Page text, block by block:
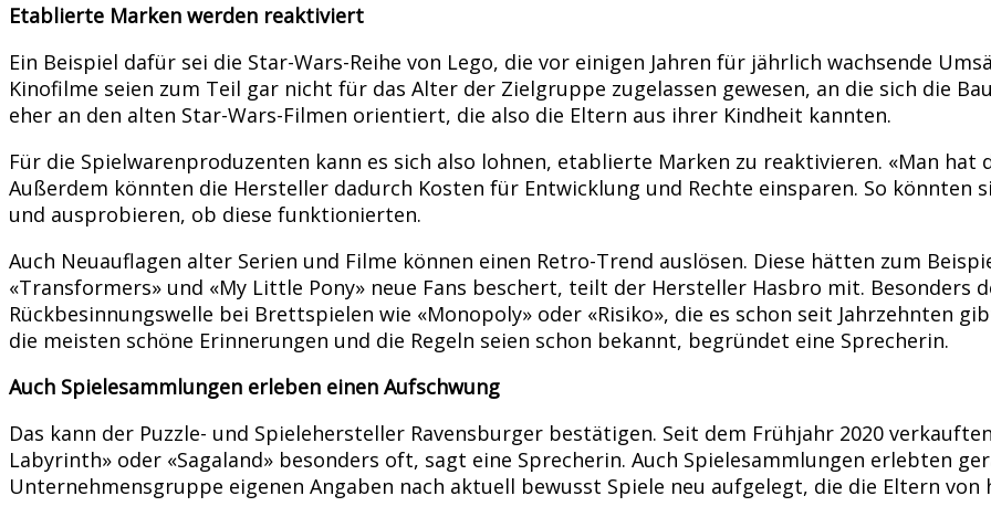
Etablierte Marken werden reaktiviert
Ein Beispiel dafür sei die Star-Wars-Reihe von Lego, die vor einigen Jahren für jährlich wachsende
Kinofilme seien zum Teil gar nicht für das Alter der Zielgruppe zugelassen gewesen, an die sich die
eher an den alten Star-Wars-Filmen orientiert, die also die Eltern aus ihrer Kindheit kannten.
Für die Spielwarenproduzenten kann es sich also lohnen, etablierte Marken zu reaktivieren. «Man
Außerdem könnten die Hersteller dadurch Kosten für Entwicklung und Rechte einsparen. So
und ausprobieren, ob diese funktionierten.
Auch Neuauflagen alter Serien und Filme können einen Retro-Trend auslösen. Diese hätten zum
«Transformers» und «My Little Pony» neue Fans beschert, teilt der Hersteller Hasbro mit. Besonders
Rückbesinnungswelle bei Brettspielen wie «Monopoly» oder «Risiko», die es schon seit Jahrzehnten
die meisten schöne Erinnerungen und die Regeln seien schon bekannt, begründet eine Sprecherin.
Auch Spielesammlungen erleben einen Aufschwung
Das kann der Puzzle- und Spielehersteller Ravensburger bestätigen. Seit dem Frühjahr 2020
Labyrinth» oder «Sagaland» besonders oft, sagt eine Sprecherin. Auch Spielesammlungen erlebten
Unternehmensgruppe eigenen Angaben nach aktuell bewusst Spiele neu aufgelegt, die die Eltern